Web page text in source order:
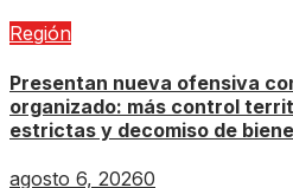
Región
Presentan nueva ofensiva
organizado: más control
estrictas y decomiso de
agosto 6, 20260